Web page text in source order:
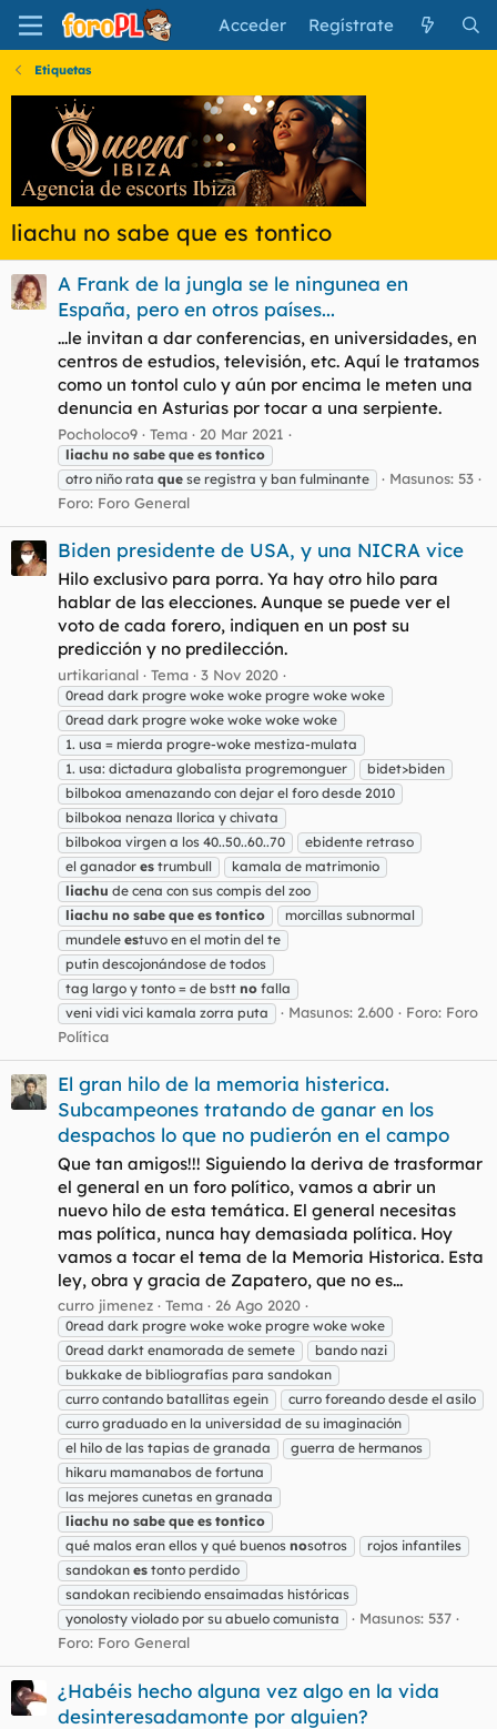
Acceder Regístrate
Etiquetas
liachu no sabe que es tontico
A Frank de la jungla se le ningunea en
España, pero en otros países...
...le invitan a dar conferencias, en universidades, en
centros de estudios, televisión, etc. Aquí le tratamos
como un tontol culo y aún por encima le meten una
denuncia en Asturias por tocar a una serpiente.
Pocholoco9 Tema 20 Mar 2021
liachu no sabe que es tontico
otro niño rata que se registra y ban fulminante
Masunos: 53
Foro: Foro General
Biden presidente de USA, y una NICRA vice
Hilo exclusivo para porra. Ya hay otro hilo para
hablar de las elecciones. Aunque se puede ver el
voto de cada forero, indiquen en un post su
predicción y no predilección.
urtikarianal Tema 3 Nov 2020
0read dark progre woke woke progre woke woke
0read dark progre woke woke woke woke
1. usa = mierda progre-woke mestiza-mulata
1. usa: dictadura globalista progremonguer
bidet>biden
bilbokoa amenazando con dejar el foro desde 2010
bilbokoa nenaza llorica y chivata
bilbokoa virgen a los 40..50..60..70
ebidente retraso
el ganador es trumbull
kamala de matrimonio
liachu de cena con sus compis del zoo
liachu no sabe que es tontico
morcillas subnormal
mundele estuvo en el motin del te
putin descojonándose de todos
tag largo y tonto = de bstt no falla
veni vidi vici kamala zorra puta
Masunos: 2.600 Foro: Foro
Política
El gran hilo de la memoria histerica.
Subcampeones tratando de ganar en los
despachos lo que no pudierón en el campo
Que tan amigos!!! Siguiendo la deriva de trasformar
el general en un foro político, vamos a abrir un
nuevo hilo de esta temática. El general necesitas
mas política, nunca hay demasiada política. Hoy
vamos a tocar el tema de la Memoria Historica. Esta
ley, obra y gracia de Zapatero, que no es...
curro jimenez Tema 26 Ago 2020
0read dark progre woke woke progre woke woke
0read darkt enamorada de semete
bando nazi
bukkake de bibliografías para sandokan
curro contando batallitas egein
curro foreando desde el asilo
curro graduado en la universidad de su imaginación
el hilo de las tapias de granada
guerra de hermanos
hikaru mamanabos de fortuna
las mejores cunetas en granada
liachu no sabe que es tontico
qué malos eran ellos y qué buenos nosotros
rojos infantiles
sandokan es tonto perdido
sandokan recibiendo ensaimadas históricas
yonolosty violado por su abuelo comunista
Masunos: 537
Foro: Foro General
¿Habéis hecho alguna vez algo en la vida
desinteresadamonte por alguien?